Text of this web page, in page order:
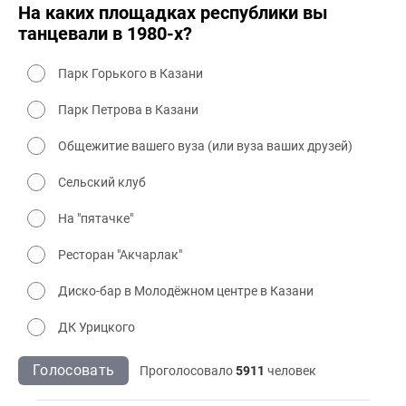
На каких площадках республики вы
танцевали в 1980-х?
Парк Горького в Казани
Парк Петрова в Казани
Общежитие вашего вуза (или вуза ваших друзей)
Сельский клуб
На "пятачке"
Ресторан "Акчарлак"
Диско-бар в Молодёжном центре в Казани
ДК Урицкого
Голосовать Проголосовало5911 человек